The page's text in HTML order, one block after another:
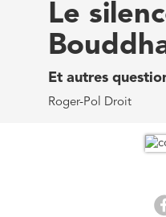
Le
Et autres
Roger-Pol Droit